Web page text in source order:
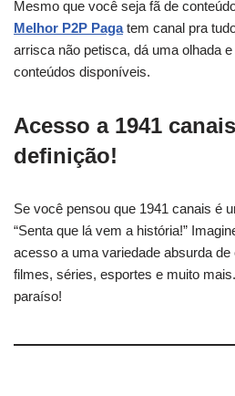
Mesmo que você seja fã de
Melhor P2P Pagatem canal pra
arrisca não petisca, dá uma olhada
conteúdos disponíveis.
Acesso a 1941
definição!
Se você pensou que 1941 canais é
“Senta que lá vem a história!”
acesso a uma variedade absurda
filmes, séries, esportes e muito
paraíso!